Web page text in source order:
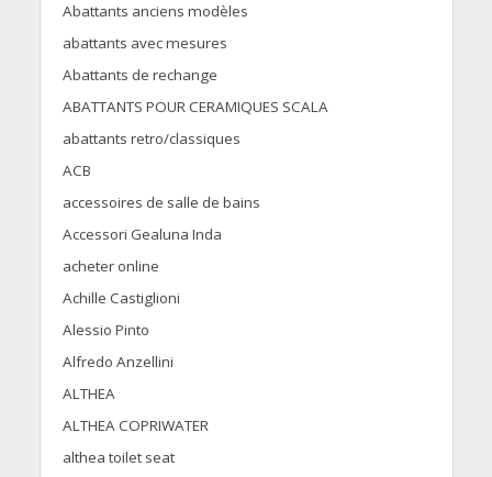
Abattants anciens modèles
abattants avec mesures
Abattants de rechange
ABATTANTS POUR CERAMIQUES SCALA
abattants retro/classiques
ACB
accessoires de salle de bains
Accessori Gealuna Inda
acheter online
Achille Castiglioni
Alessio Pinto
Alfredo Anzellini
ALTHEA
ALTHEA COPRIWATER
althea toilet seat